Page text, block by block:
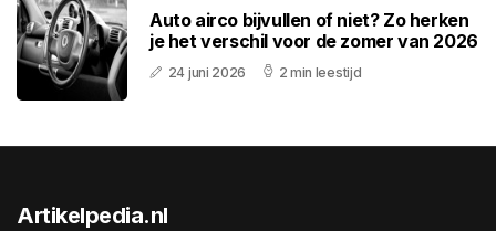
Auto airco bijvullen of niet? Zo herken
je het verschil voor de zomer van 2026
24 juni 2026 2 min leestijd
Artikelpedia.nl